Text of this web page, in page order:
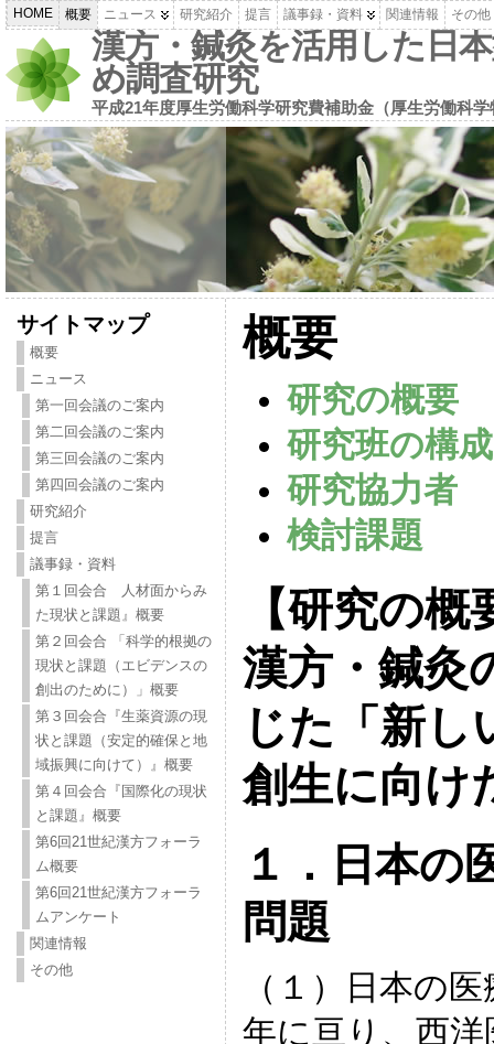
HOME 概要 ニュース 研究紹介 提言 議事録・資料 関連情報 その他
漢方・鍼灸を活用した日
め調査研究
平成21年度厚生労働科学研究費補助金（厚生労働科
サイトマップ
概要
ニュース
第一回会議のご案内
第二回会議のご案内
第三回会議のご案内
第四回会議のご案内
研究紹介
提言
議事録・資料
第１回会合 人材面からみ
た現状と課題』概要
第２回会合 「科学的根拠の
現状と課題（エビデンスの
創出のために）」概要
第３回会合『生薬資源の現
状と課題（安定的確保と地
域振興に向けて）』概要
第４回会合『国際化の現状
と課題』概要
第6回21世紀漢方フォーラ
ム概要
第6回21世紀漢方フォーラ
ムアンケート
関連情報
その他
概要
研究の概要
研究班の構成
研究協力者
検討課題
【研究の概
漢方・鍼灸
じた「新し
創生に向け
１．日本の
問題
（１）日本の
年に亘り、西